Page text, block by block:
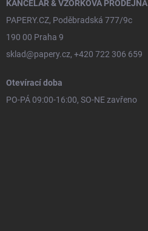
KANCELÁŘ & VZORKOVÁ PRODEJNA
PAPERY.CZ, Poděbradská 777/9c
190 00 Praha 9
sklad@papery.cz, +420 722 306 659
Otevírací doba
PO-PÁ 09:00-16:00, SO-NE zavřeno